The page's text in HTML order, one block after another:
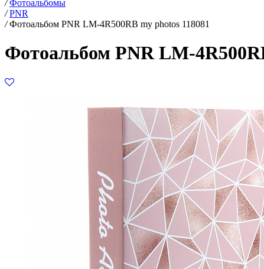
/ Фотоальбомы
/ PNR
/ Фотоальбом PNR LM-4R500RB my photos 118081
Фотоальбом PNR LM-